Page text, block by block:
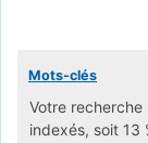
Mots-clés
Votre
indexés, soit 13